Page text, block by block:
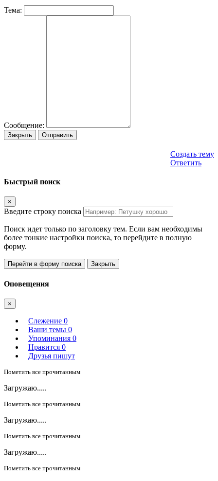
Тема:
Сообщение:
Закрыть Отправить
Создать тему
Ответить
Быстрый поиск
×
Введите строку поиска
Поиск идет только по заголовку тем. Если вам необходимы
более тонкие настройки поиска, то перейдите в полную
форму.
Перейти в форму поиска Закрыть
Оповещения
×
Слежение 0
Ваши темы 0
Упоминания 0
Нравится 0
Друзья пишут
Пометить все прочитанным
Загружаю.....
Пометить все прочитанным
Загружаю.....
Пометить все прочитанным
Загружаю.....
Пометить все прочитанным